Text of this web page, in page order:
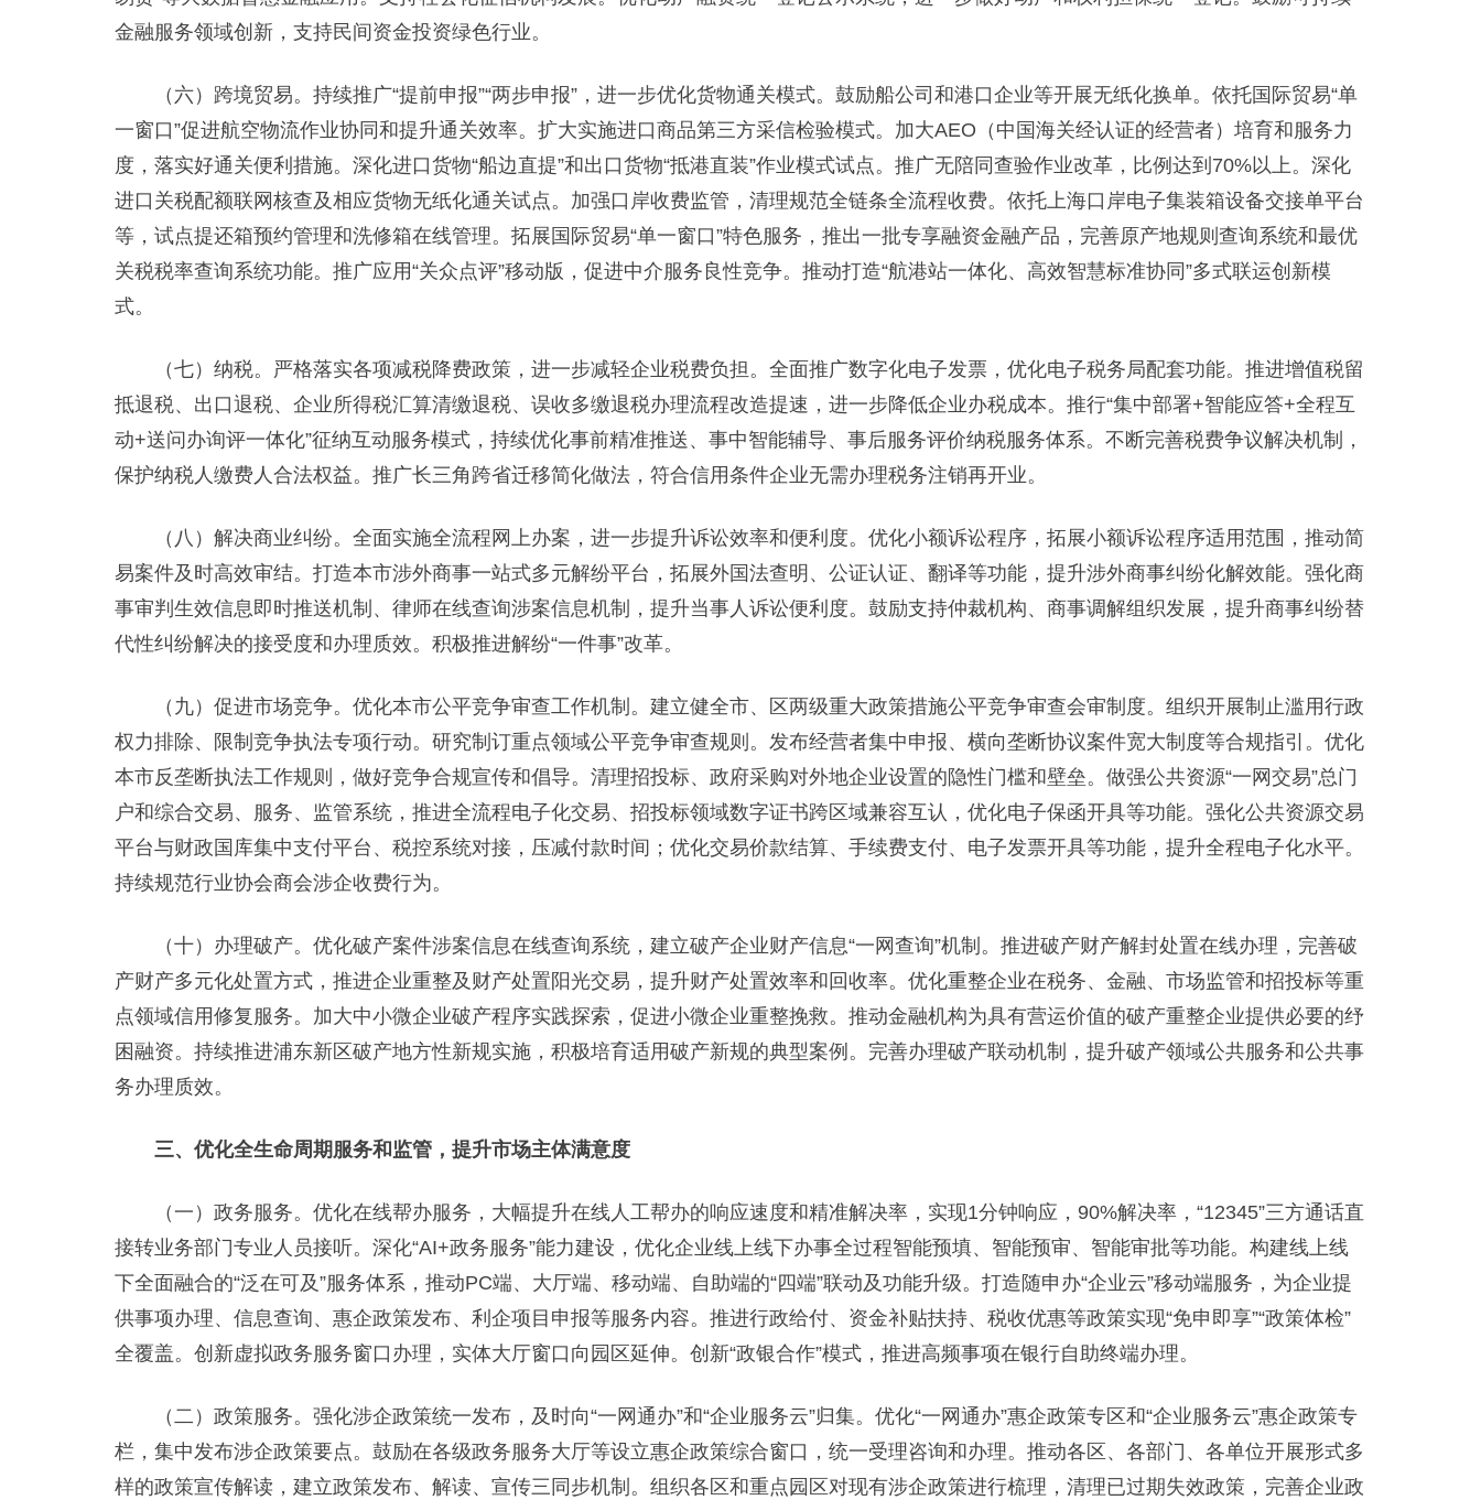
金融服务领域创新，支持民间资金投资绿色行业。
（六）跨境贸易。持续推广“提前申报”“两步申报”，进一步优化货物通关模式。鼓励船公司和港口企业等开展无纸化换单。依托国际贸易“单
一窗口”促进航空物流作业协同和提升通关效率。扩大实施进口商品第三方采信检验模式。加大AEO（中国海关经认证的经营者）培育和服务力
度，落实好通关便利措施。深化进口货物“船边直提”和出口货物“抵港直装”作业模式试点。推广无陪同查验作业改革，比例达到70%以上。深化
进口关税配额联网核查及相应货物无纸化通关试点。加强口岸收费监管，清理规范全链条全流程收费。依托上海口岸电子集装箱设备交接单平台
等，试点提还箱预约管理和洗修箱在线管理。拓展国际贸易“单一窗口”特色服务，推出一批专享融资金融产品，完善原产地规则查询系统和最优
关税税率查询系统功能。推广应用“关众点评”移动版，促进中介服务良性竞争。推动打造“航港站一体化、高效智慧标准协同”多式联运创新模
式。
（七）纳税。严格落实各项减税降费政策，进一步减轻企业税费负担。全面推广数字化电子发票，优化电子税务局配套功能。推进增值税留
抵退税、出口退税、企业所得税汇算清缴退税、误收多缴退税办理流程改造提速，进一步降低企业办税成本。推行“集中部署+智能应答+全程互
动+送问办询评一体化”征纳互动服务模式，持续优化事前精准推送、事中智能辅导、事后服务评价纳税服务体系。不断完善税费争议解决机制，
保护纳税人缴费人合法权益。推广长三角跨省迁移简化做法，符合信用条件企业无需办理税务注销再开业。
（八）解决商业纠纷。全面实施全流程网上办案，进一步提升诉讼效率和便利度。优化小额诉讼程序，拓展小额诉讼程序适用范围，推动简
易案件及时高效审结。打造本市涉外商事一站式多元解纷平台，拓展外国法查明、公证认证、翻译等功能，提升涉外商事纠纷化解效能。强化商
事审判生效信息即时推送机制、律师在线查询涉案信息机制，提升当事人诉讼便利度。鼓励支持仲裁机构、商事调解组织发展，提升商事纠纷替
代性纠纷解决的接受度和办理质效。积极推进解纷“一件事”改革。
（九）促进市场竞争。优化本市公平竞争审查工作机制。建立健全市、区两级重大政策措施公平竞争审查会审制度。组织开展制止滥用行政
权力排除、限制竞争执法专项行动。研究制订重点领域公平竞争审查规则。发布经营者集中申报、横向垄断协议案件宽大制度等合规指引。优化
本市反垄断执法工作规则，做好竞争合规宣传和倡导。清理招投标、政府采购对外地企业设置的隐性门槛和壁垒。做强公共资源“一网交易”总门
户和综合交易、服务、监管系统，推进全流程电子化交易、招投标领域数字证书跨区域兼容互认，优化电子保函开具等功能。强化公共资源交易
平台与财政国库集中支付平台、税控系统对接，压减付款时间；优化交易价款结算、手续费支付、电子发票开具等功能，提升全程电子化水平。
持续规范行业协会商会涉企收费行为。
（十）办理破产。优化破产案件涉案信息在线查询系统，建立破产企业财产信息“一网查询”机制。推进破产财产解封处置在线办理，完善破
产财产多元化处置方式，推进企业重整及财产处置阳光交易，提升财产处置效率和回收率。优化重整企业在税务、金融、市场监管和招投标等重
点领域信用修复服务。加大中小微企业破产程序实践探索，促进小微企业重整挽救。推动金融机构为具有营运价值的破产重整企业提供必要的纾
困融资。持续推进浦东新区破产地方性新规实施，积极培育适用破产新规的典型案例。完善办理破产联动机制，提升破产领域公共服务和公共事
务办理质效。
三、优化全生命周期服务和监管，提升市场主体满意度
（一）政务服务。优化在线帮办服务，大幅提升在线人工帮办的响应速度和精准解决率，实现1分钟响应，90%解决率，“12345”三方通话直
接转业务部门专业人员接听。深化“AI+政务服务”能力建设，优化企业线上线下办事全过程智能预填、智能预审、智能审批等功能。构建线上线
下全面融合的“泛在可及”服务体系，推动PC端、大厅端、移动端、自助端的“四端”联动及功能升级。打造随申办“企业云”移动端服务，为企业提
供事项办理、信息查询、惠企政策发布、利企项目申报等服务内容。推进行政给付、资金补贴扶持、税收优惠等政策实现“免申即享”“政策体检”
全覆盖。创新虚拟政务服务窗口办理，实体大厅窗口向园区延伸。创新“政银合作”模式，推进高频事项在银行自助终端办理。
（二）政策服务。强化涉企政策统一发布，及时向“一网通办”和“企业服务云”归集。优化“一网通办”惠企政策专区和“企业服务云”惠企政策专
栏，集中发布涉企政策要点。鼓励在各级政务服务大厅等设立惠企政策综合窗口，统一受理咨询和办理。推动各区、各部门、各单位开展形式多
样的政策宣传解读，建立政策发布、解读、宣传三同步机制。组织各区和重点园区对现有涉企政策进行梳理，清理已过期失效政策，完善企业政